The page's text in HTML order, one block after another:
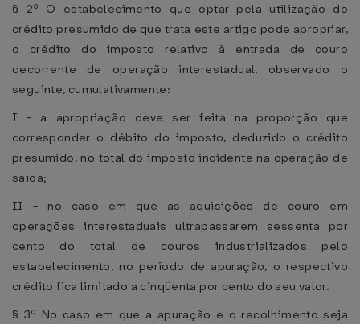
§ 2º O estabelecimento que optar pela utilização do
crédito presumido de que trata este artigo pode apropriar,
o crédito do imposto relativo à entrada de couro
decorrente de operação interestadual, observado o
seguinte, cumulativamente:
I - a apropriação deve ser feita na proporção que
corresponder o débito do imposto, deduzido o crédito
presumido, no total do imposto incidente na operação de
saída;
II - no caso em que as aquisições de couro em
operações interestaduais ultrapassarem sessenta por
cento do total de couros industrializados pelo
estabelecimento, no período de apuração, o respectivo
crédito fica limitado a cinqüenta por cento do seu valor.
§ 3º No caso em que a apuração e o recolhimento seja